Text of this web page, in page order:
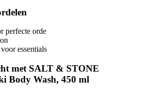
perfecte orde
essentials
met SALT & STONE
Body Wash, 450 ml